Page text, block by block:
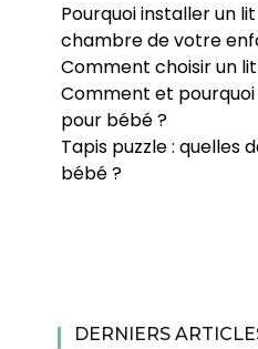
Pourquoi installer un
chambre de votre
Comment choisir un
Comment et
pour bébé ?
Tapis puzzle : quelles
bébé ?
DERNIERS